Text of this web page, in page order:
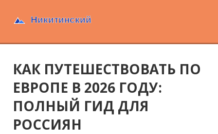
КАК ПУТЕШЕСТВОВАТЬ ПО
ЕВРОПЕ В 2026 ГОДУ:
ПОЛНЫЙ ГИД ДЛЯ
РОССИЯН